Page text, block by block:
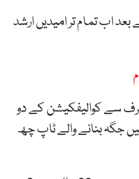
کے بعد اب تمام تر امیدیں ارشد
کی طرف سے کوالیفکیشن کے دو
اور میڈل راؤنڈ میں جگہ بنانے والے ٹاپ چھ